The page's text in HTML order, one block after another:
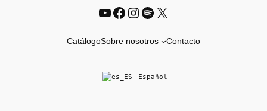
YouTube
Facebook
Instagram
Spotify
X
CatálogoSobre nosotros Contacto
Español